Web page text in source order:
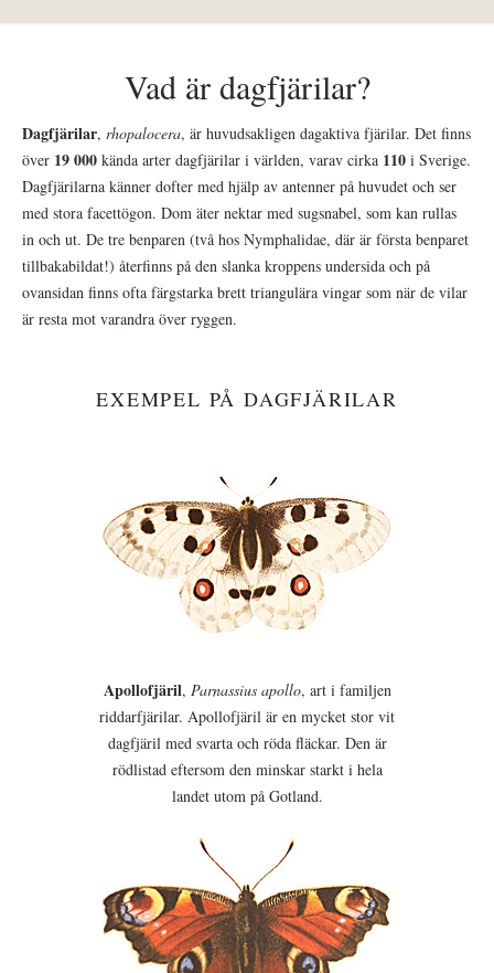
Vad är dagfjärilar?
Dagfjärilar, rhopalocera, är huvudsakligen dagaktiva fjärilar. Det finns
över 19 000 kända arter dagfjärilar i världen, varav cirka 110 i Sverige.
Dagfjärilarna känner dofter med hjälp av antenner på huvudet och ser
med stora facettögon. Dom äter nektar med sugsnabel, som kan rullas
in och ut. De tre benparen (två hos Nymphalidae, där är första benparet
tillbakabildat!) återfinns på den slanka kroppens undersida och på
ovansidan finns ofta färgstarka brett triangulära vingar som när de vilar
är resta mot varandra över ryggen.
EXEMPEL PÅ DAGFJÄRILAR
Apollofjäril, Parnassius apollo, art i familjen
riddarfjärilar. Apollofjäril är en mycket stor vit
dagfjäril med svarta och röda fläckar. Den är
rödlistad eftersom den minskar starkt i hela
landet utom på Gotland.